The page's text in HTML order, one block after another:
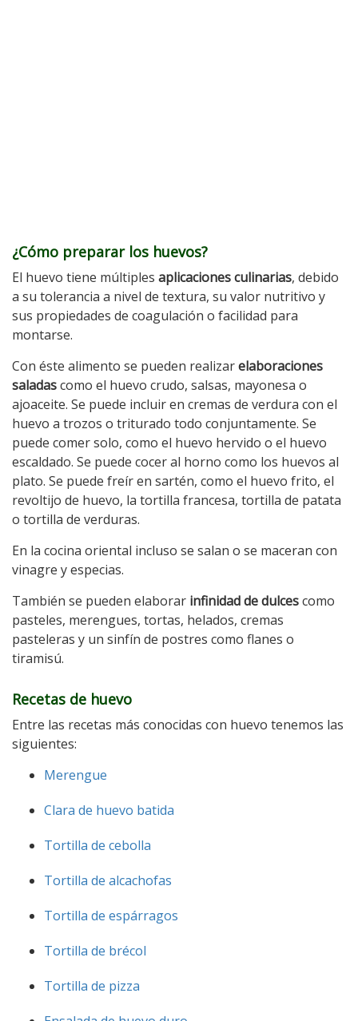
¿Cómo preparar los huevos?
El huevo tiene múltiples aplicaciones culinarias, debido
a su tolerancia a nivel de textura, su valor nutritivo y
sus propiedades de coagulación o facilidad para
montarse.
Con éste alimento se pueden realizarelaboraciones
saladascomo el huevo crudo, salsas, mayonesa o
ajoaceite. Se puede incluir en cremas de verdura con el
huevo a trozos o triturado todo conjuntamente. Se
puede comer solo, como el huevo hervido o el huevo
escaldado. Se puede cocer al horno como los huevos al
plato. Se puede freír en sartén, como el huevo frito, el
revoltijo de huevo, la tortilla francesa, tortilla de patata
o tortilla de verduras.
En la cocina oriental incluso se salan o se maceran con
vinagre y especias.
También se pueden elaborar infinidad de dulcescomo
pasteles, merengues, tortas, helados, cremas
pasteleras y un sinfín de postres como flanes o
tiramisú.
Recetas de huevo
Entre las recetas más conocidas con huevo tenemos las
siguientes:
Merengue
Clara de huevo batida
Tortilla de cebolla
Tortilla de alcachofas
Tortilla de espárragos
Tortilla de brécol
Tortilla de pizza